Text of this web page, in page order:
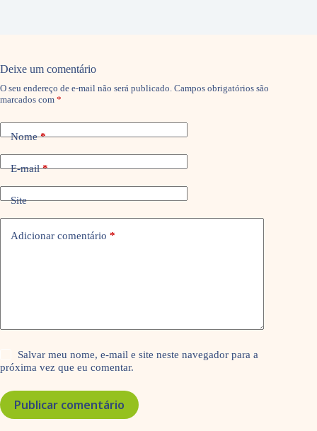
Deixe um comentário
O seu endereço de e-mail não será publicado. Campos obrigatórios são
marcados com *
Nome*
E-mail*
Site
Adicionar comentário *
Salvar meu nome, e-mail e site neste navegador para a
próxima vez que eu comentar.
Publicar comentário